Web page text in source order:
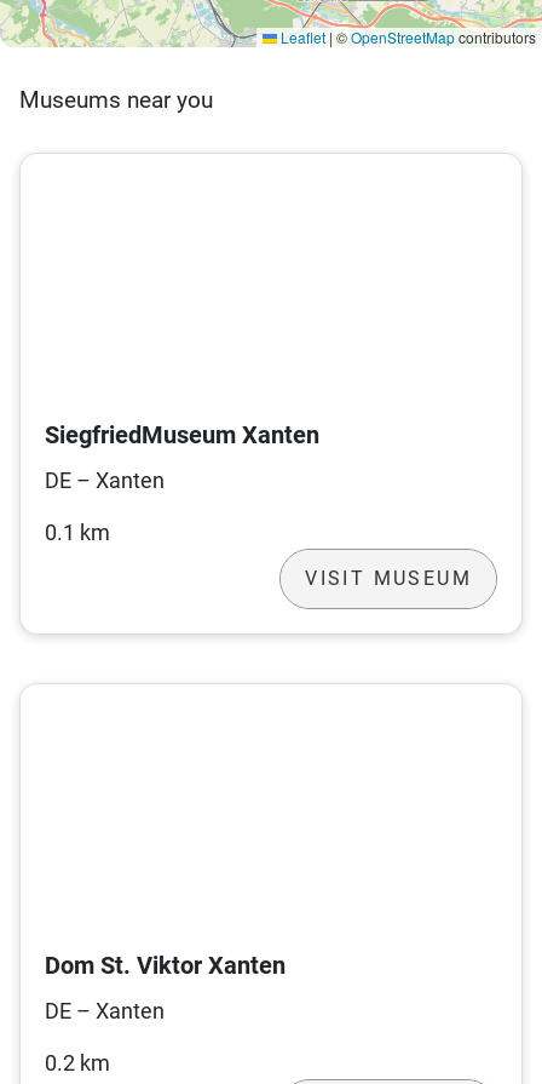
Leaflet | ©OpenStreetMapcontributors
Museums near you
SiegfriedMuseum Xanten
DE – Xanten
0.1 km
VISIT MUSEUM
Dom St. Viktor Xanten
DE – Xanten
0.2 km